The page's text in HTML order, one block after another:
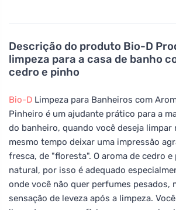
Descrição do produto Bio-D
limpeza para a casa de banho
cedro e pinho
Bio-D Limpeza para Banheiros com
Pinheiro é um ajudante prático para a
do banheiro, quando você deseja limpar
mesmo tempo deixar uma impressão
fresca, de "floresta". O aroma de cedro
natural, por isso é adequado
onde você não quer perfumes pesados,
sensação de leveza após a limpeza.